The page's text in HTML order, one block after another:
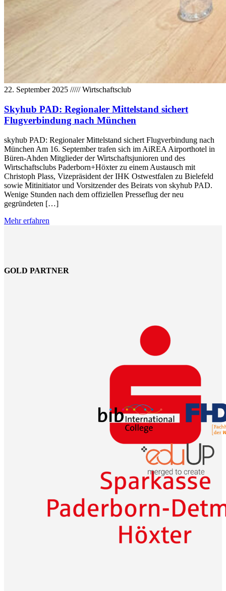
22. September 2025 /////Wirtschaftsclub
Skyhub PAD: Regionaler Mittelstand sichert
Flugverbindung nach München
skyhub PAD: Regionaler Mittelstand sichert Flugverbindung nach
München Am 16. September trafen sich im AiREA Airporthotel in
Büren-Ahden Mitglieder der Wirtschaftsjunioren und des
Wirtschaftsclubs Paderborn+Höxter zu einem Austausch mit
Christoph Plass, Vizepräsident der IHK Ostwestfalen zu Bielefeld
sowie Mitinitiator und Vorsitzender des Beirats von skyhub PAD.
Wenige Stunden nach dem offiziellen Presseflug der neu
gegründeten […]
Mehr erfahren
GOLD PARTNER